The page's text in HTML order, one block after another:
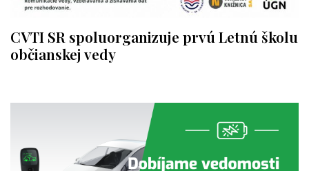
CVTI SR spoluorganizuje prvú Letnú školu
občianskej vedy